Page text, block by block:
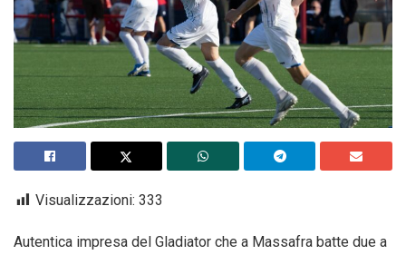
Visualizzazioni: 333
Autentica impresa del Gladiator che a Massafra batte due a